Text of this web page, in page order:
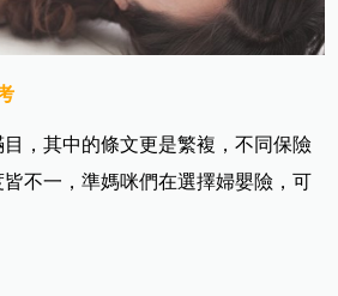
，其中的條文更是繁複，不同保險
不一，準媽咪們在選擇婦嬰險，可